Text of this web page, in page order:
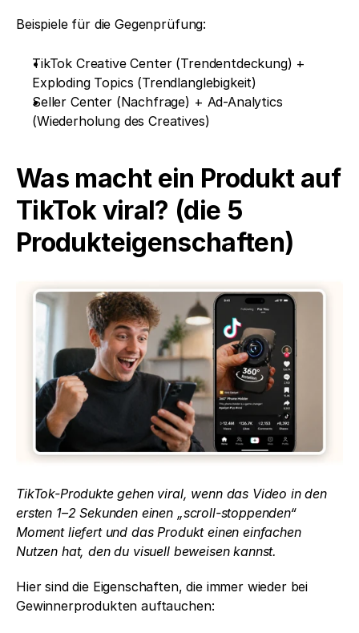
Beispiele für die Gegenprüfung:
TikTok Creative Center (Trendentdeckung) +
Exploding Topics (Trendlanglebigkeit)
Seller Center (Nachfrage) + Ad-Analytics
(Wiederholung des Creatives)
Was macht ein Produkt auf
TikTok viral? (die 5
Produkteigenschaften)
TikTok-Produkte gehen viral, wenn das Video in den
ersten 1–2 Sekunden einen „scroll-stoppenden“
Moment liefert und das Produkt einen einfachen
Nutzen hat, den du visuell beweisen kannst.
Hier sind die Eigenschaften, die immer wieder bei
Gewinnerprodukten auftauchen: